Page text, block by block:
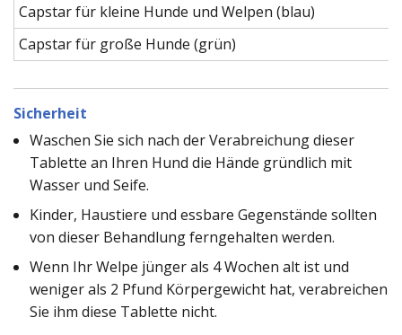
Capstar für kleine Hunde und Welpen (blau)
Capstar für große Hunde (grün)
Sicherheit
Waschen Sie sich nach der Verabreichung dieser
Tablette an Ihren Hund die Hände gründlich mit
Wasser und Seife.
Kinder, Haustiere und essbare Gegenstände sollten
von dieser Behandlung ferngehalten werden.
Wenn Ihr Welpe jünger als 4 Wochen alt ist und
weniger als 2 Pfund Körpergewicht hat, verabreichen
Sie ihm diese Tablette nicht.